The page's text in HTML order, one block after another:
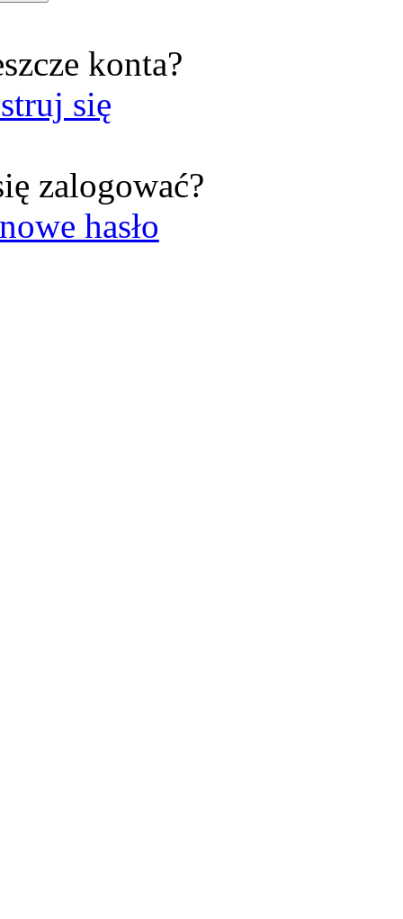
konta?
się
zalogować?
hasło